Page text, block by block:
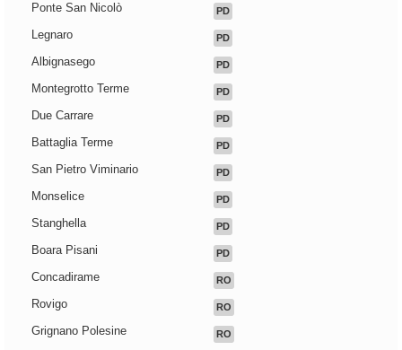
Ponte San Nicolò PD
Legnaro PD
Albignasego PD
Montegrotto Terme PD
Due Carrare PD
Battaglia Terme PD
San Pietro Viminario PD
Monselice PD
Stanghella PD
Boara Pisani PD
Concadirame RO
Rovigo RO
Grignano Polesine RO